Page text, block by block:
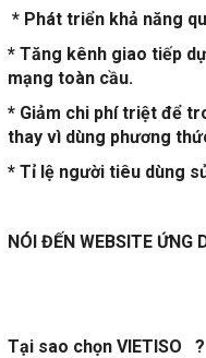
* Phát triển khả năng
* Tăng kênh giao tiếp
mạng toàn cầu.
* Giảm chi phí triệt để
thay vì dùng phương
* Tỉ lệ người tiêu dùng
NÓI ĐẾN WEBSITE ỨNG
NGHĨ ĐẾN
Tại sao chọn VIETISO ?